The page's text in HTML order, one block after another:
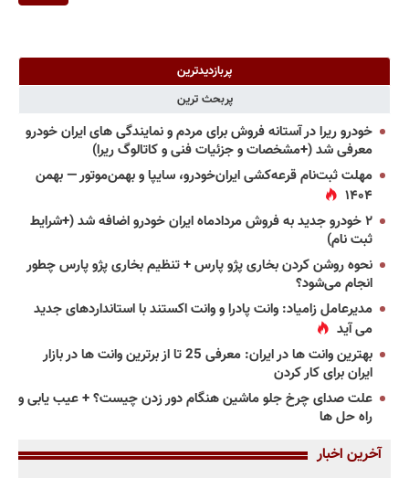
پربازدیدترین
پربحث ترین
خودرو ریرا در آستانه فروش برای مردم و نمایندگی های ایران خودرو
معرفی شد (+مشخصات و جزئیات فنی و کاتالوگ ریرا)
مهلت ثبت‌نام قرعه‌کشی ایران‌خودرو، سایپا و بهمن‌موتور — بهمن
۱۴۰۴
۲ خودرو جدید به فروش مردادماه ایران خودرو اضافه شد (+شرایط
ثبت نام)
نحوه روشن کردن بخاری پژو پارس + تنظیم بخاری پژو پارس چطور
انجام می‌شود؟
مدیرعامل زامیاد: وانت پادرا و وانت اکستند با استانداردهای جدید
می آید
بهترین وانت ها در ایران: معرفی 25 تا از برترین وانت ها در بازار
ایران برای کار کردن
علت صدای چرخ جلو ماشین هنگام دور زدن چیست؟ + عیب یابی و
راه حل ها
آخرین اخبار